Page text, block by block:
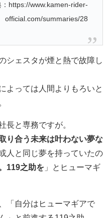
：https://www.kamen-rider-
official.com/summaries/28
シェスタが煙と熱で故障し
よっては人間よりもろいと
長と専務ですが。
り合う未来は叶わない夢な
と同じ夢を持っていたの
119之助を 」とヒューマギ
「自分はヒューマギアで